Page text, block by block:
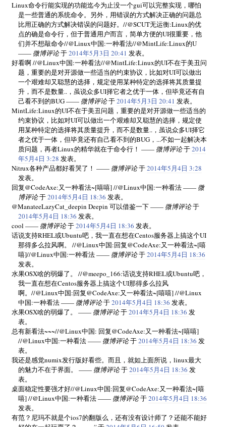
Linux命令行能实现的功能迄今为止没一个gui可以完整实现，哪怕
是一些普通的系统命令。另外，用错误的方式解决正确的问题总
比用正确的方式解决错误的问题好。//@SCUT无运衡:Linux的优
点的确是命令行，但于普通用户而言，简单方便的UI很重要，他
们并不想敲命令//@Linux中国:一种看法//@MintLife:Linux的U
—— 微博评论于2014年5月3日 20:41 发表。
好看啊 //@Linux中国:一种看法//@MintLife:Linux的UI不在于美丑问
题，重要的是对开源做一些适当的约束协议，比如对UI可以做出
一个艰难却又聪慧的选择，规定使用某种特定的选择将其质量提
升，而不是数量..，虽说众多UI择它者之优于一体，但毕竟还有自
己看不到的BUG —— 微博评论于2014年5月3日 20:41 发表。
MintLife:Linux的UI不在于美丑问题，重要的是对开源做一些适当的
约束协议，比如对UI可以做出一个艰难却又聪慧的选择，规定使
用某种特定的选择将其质量提升，而不是数量..，虽说众多UI择它
者之优于一体，但毕竟还有自己看不到的BUG，...不如一起解决本
质问题，再者Linux的精华就在于命令行！ —— 微博评论于2014
年5月4日 3:28 发表。
Nitrux各种产品都好看哭了！ —— 微博评论于2014年5月4日 3:28
发表。
回复@CodeAxe:又一种看法~[嘻嘻] //@Linux中国:一种看法 —— 微
博评论于2014年5月4日 18:36 发表。
@ManateeLazyCat_deepin Deepin 可以借鉴一下 —— 微博评论于
2014年5月4日 18:36 发表。
cool —— 微博评论于2014年5月4日 18:36 发表。
话说支持RHEL或Ubuntu吧，我一直在想在Centos服务器上搞这个UI
那得多么拉风啊。 //@Linux中国:回复@CodeAxe:又一种看法~[嘻
嘻]//@Linux中国:一种看法 —— 微博评论于2014年5月4日 18:36
发表。
水果OSX啥的弱爆了。 //@meepo_166:话说支持RHEL或Ubuntu吧，
我一直在想在Centos服务器上搞这个UI那得多么拉风
啊。//@Linux中国:回复@CodeAxe:又一种看法~[嘻嘻] //@Linux
中国:一种看法 —— 微博评论于2014年5月4日 18:36 发表。
水果OSX啥的弱爆了。 —— 微博评论于2014年5月4日 18:36 发
表。
总有新看法~~~//@Linux中国: 回复@CodeAxe:又一种看法~[嘻嘻]
//@Linux中国:一种看法 —— 微博评论于2014年5月4日 18:36 发
表。
我还是感觉numix发行版好看些。而且，就如上面所说，linux最大
的魅力不在于界面。 —— 微博评论于2014年5月4日 18:36 发
表。
桌面稳定性要强才好//@Linux中国:回复@CodeAxe:又一种看法~[嘻
嘻] //@Linux中国:一种看法 —— 微博评论于2014年5月4日 18:36
发表。
有范？尼玛不就是个ios7的翻版么，还有没有设计师了？还能不能好